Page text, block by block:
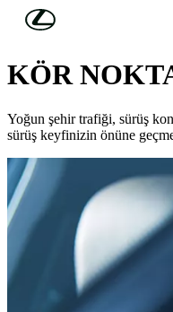
Skip to Main Content
LEXUS'U KEŞFEDİN
KÖR
Yoğun şehir trafiği, sürüş
sürüş keyfinizin önüne